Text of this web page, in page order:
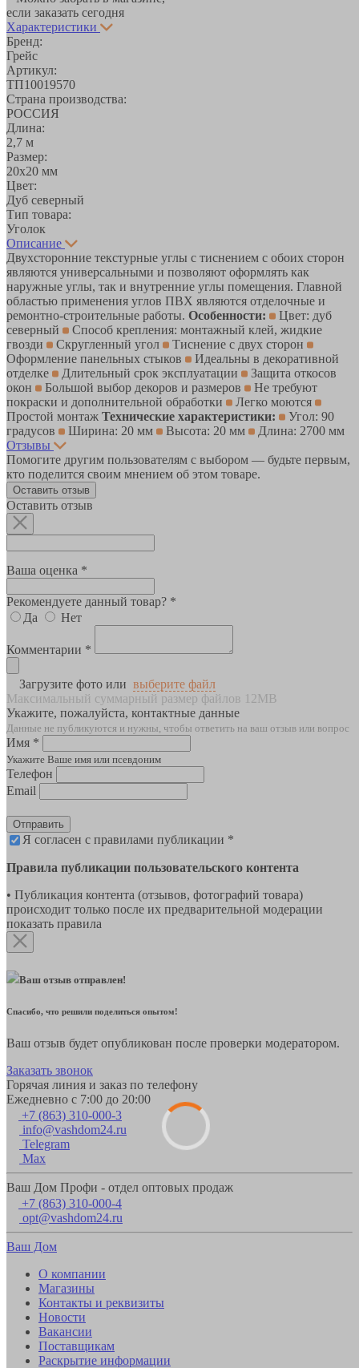
если заказать сегодня
Характеристики
Бренд:
Грейс
Артикул:
ТП10019570
Страна производства:
РОССИЯ
Длина:
2,7 м
Размер:
20х20 мм
Цвет:
Дуб северный
Тип товара:
Уголок
Описание
Двухсторонние текстурные углы с тиснением с обоих сторон
являются универсальными и позволяют оформлять как
наружные углы, так и внутренние углы помещения. Главной
областью применения углов ПВХ являются отделочные и
ремонтно-строительные работы. Особенности:
Цвет: дуб
северный
Способ крепления: монтажный клей, жидкие
гвозди
Скругленный угол
Тиснение с двух сторон
Оформление панельных стыков
Идеальны в декоративной
отделке
Длительный срок эксплуатации
Защита откосов
окон
Большой выбор декоров и размеров
Не требуют
покраски и дополнительной обработки
Легко моются
Простой монтаж Технические характеристики:
Угол: 90
градусов
Ширина: 20 мм Высота: 20 мм
Длина: 2700 мм
Отзывы
Помогите другим пользователям с выбором — будьте первым,
кто поделится своим мнением об этом товаре.
Оставить отзыв
Оставить отзыв
Ваша оценка *
Рекомендуете данный товар? *
Да
Нет
Комментарии *
Загрузите фото или выберите файл
Максимальный суммарный размер файлов 12MB
Укажите, пожалуйста, контактные данные
Данные не публикуются и нужны, чтобы ответить на ваш отзыв или вопрос
Имя *
Укажите Ваше имя или псевдоним
Телефон
Email
Отправить
Я согласен с правилами публикации *
Правила публикации пользовательского контента
• Публикация контента (отзывов, фотографий товара)
происходит только после их предварительной модерации
показать правила
Ваш отзыв отправлен!
Спасибо, что решили поделиться опытом!
Ваш отзыв будет опубликован после проверки модератором.
Заказать звонок
Горячая линия и заказ по телефону
Ежедневно с 7:00 до 20:00
+7 (863) 310-000-3
info@vashdom24.ru
Telegram
Max
Ваш Дом Профи - отдел оптовых продаж
+7 (863) 310-000-4
opt@vashdom24.ru
Ваш Дом
О компании
Магазины
Контакты и реквизиты
Новости
Вакансии
Поставщикам
Раскрытие информации